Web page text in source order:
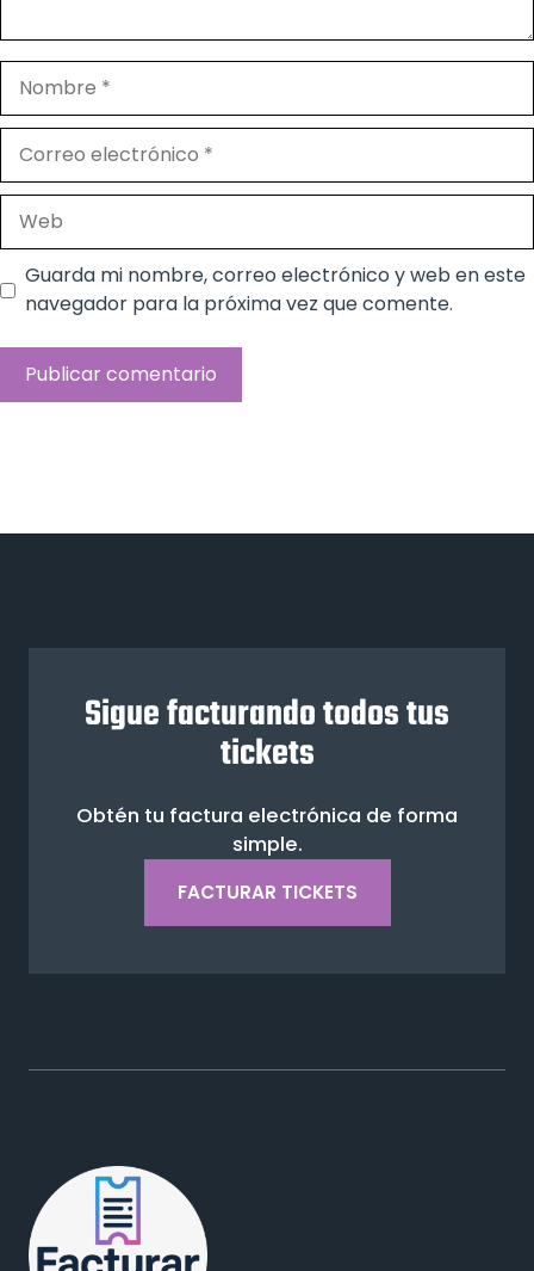
Nombre
electrónico
Guarda mi nombre, correo electrónico y web en este
navegador para la próxima vez que comente.
Sigue facturando todos tus
tickets
Obtén tu factura electrónica de forma
simple.
FACTURAR TICKETS